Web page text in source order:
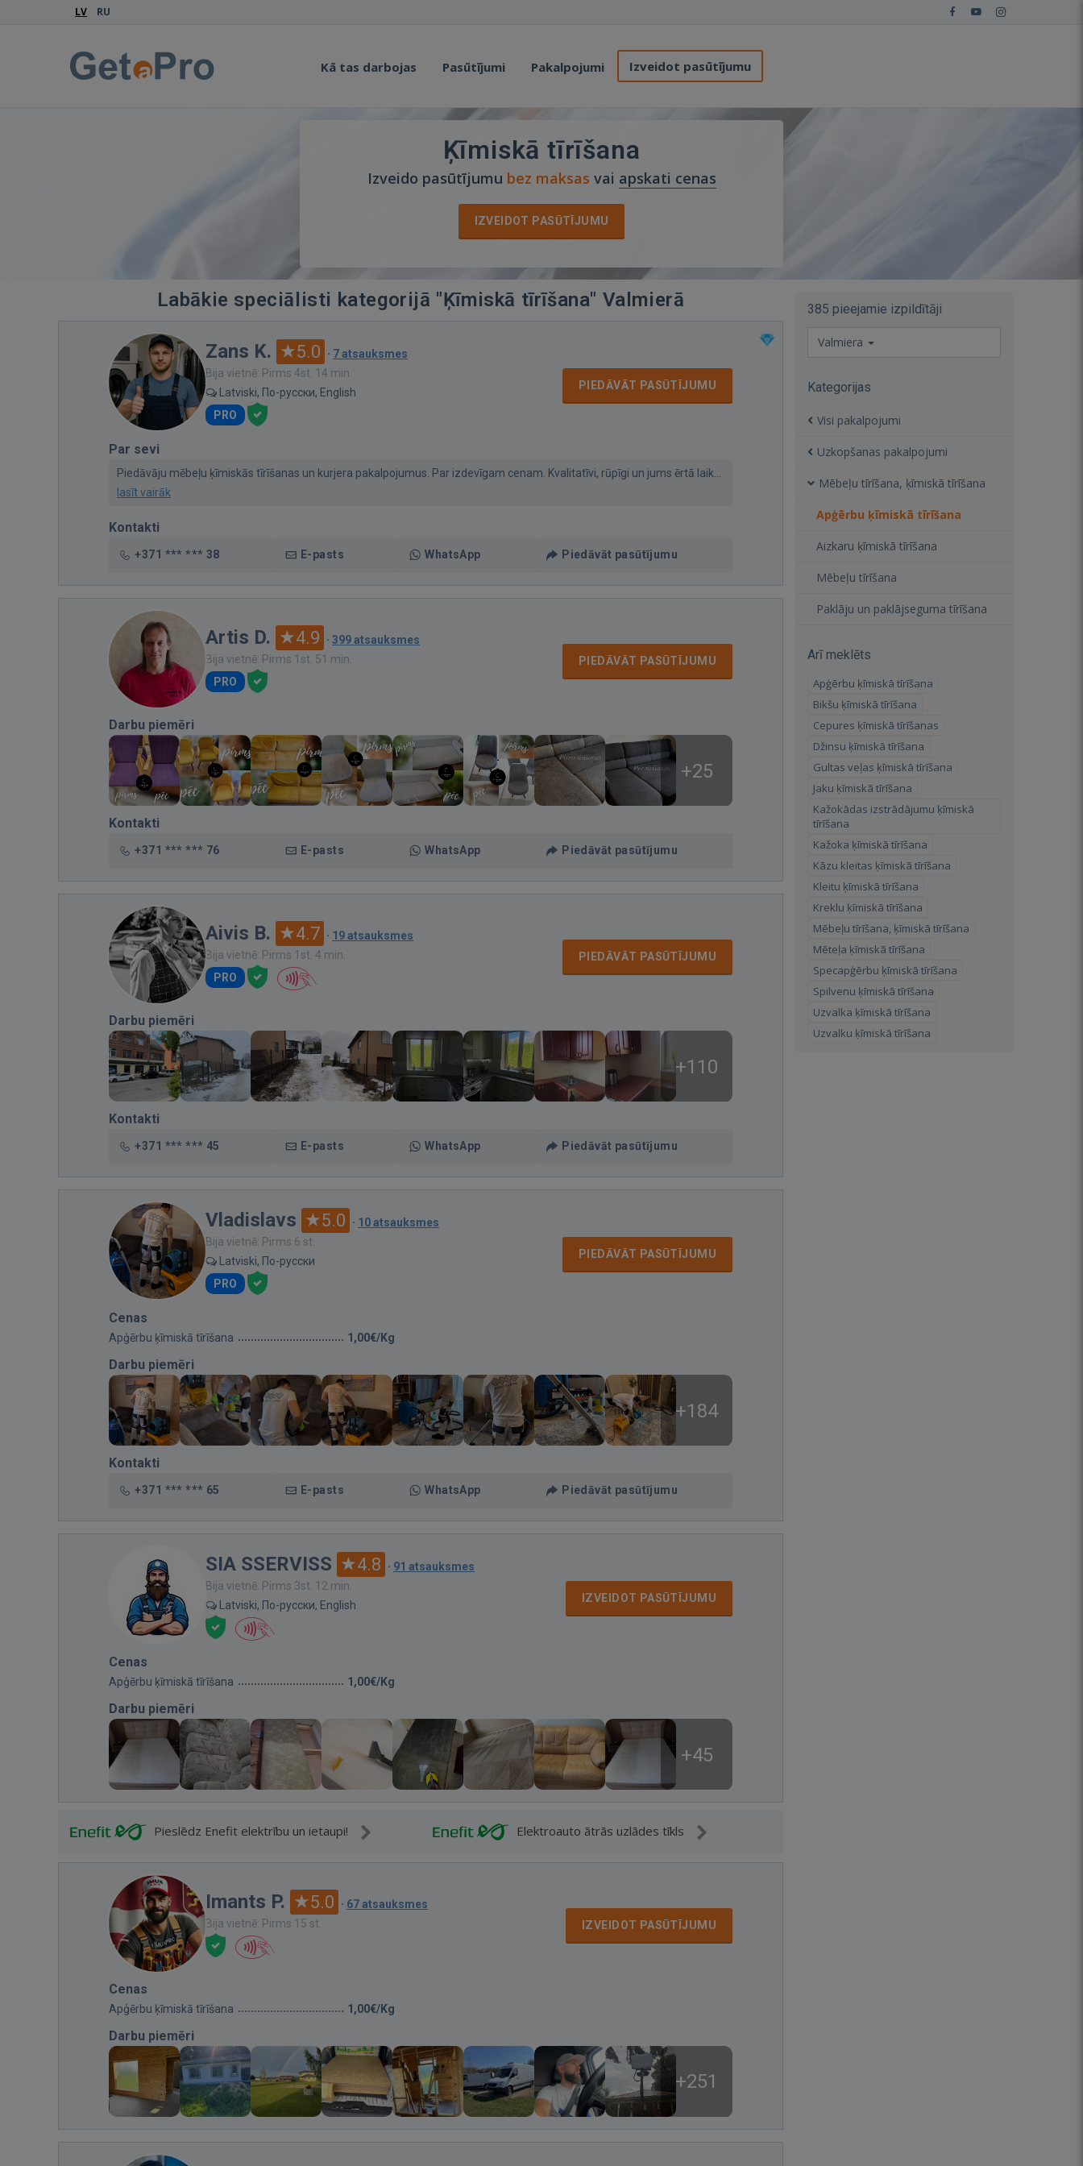
LV RU
Kā tas darbojas Pasūtījumi Pakalpojumi Izveidot pasūtījumu
Ķīmiskā tīrīšana
Izveido pasūtījumu bez maksas vai apskati cenas
IZVEIDOT PASŪTĪJUMU
Labākie speciālisti kategorijā "Ķīmiskā tīrīšana" Valmierā
Zans K. 5.0 · 7 atsauksmes
Bija vietnē: Pirms 4st. 14 min.
Latviski, По-русски, English
PRO
PIEDĀVĀT PASŪTĪJUMU
Par sevi
Piedāvāju mēbeļu ķīmiskās tīrīšanas un kurjera pakalpojumus. Par izdevīgam cenam. Kvalitatīvi, rūpīgi un jums ērtā laik...
lasīt vairāk
Kontakti
+371 *** *** 38 E-pasts WhatsApp Piedāvāt pasūtījumu
Artis D. 4.9 · 399 atsauksmes
Bija vietnē: Pirms 1st. 51 min.
PRO
PIEDĀVĀT PASŪTĪJUMU
Darbu piemēri
+25
Kontakti
+371 *** *** 76 E-pasts WhatsApp Piedāvāt pasūtījumu
Aivis B. 4.7 · 19 atsauksmes
Bija vietnē: Pirms 1st. 4 min.
PRO
PIEDĀVĀT PASŪTĪJUMU
Darbu piemēri
+110
Kontakti
+371 *** *** 45 E-pasts WhatsApp Piedāvāt pasūtījumu
Vladislavs 5.0 · 10 atsauksmes
Bija vietnē: Pirms 6 st.
Latviski, По-русски
PRO
PIEDĀVĀT PASŪTĪJUMU
Cenas
Apģērbu ķīmiskā tīrīšana 1,00€/Kg
Darbu piemēri
+184
Kontakti
+371 *** *** 65 E-pasts WhatsApp Piedāvāt pasūtījumu
SIA SSERVISS 4.8 · 91 atsauksmes
Bija vietnē: Pirms 3st. 12 min.
Latviski, По-русски, English
IZVEIDOT PASŪTĪJUMU
Cenas
Apģērbu ķīmiskā tīrīšana 1,00€/Kg
Darbu piemēri
+45
Pieslēdz Enefit elektrību un ietaupi! Elektroauto ātrās uzlādes tīkls
Imants P. 5.0 · 67 atsauksmes
Bija vietnē: Pirms 15 st.
IZVEIDOT PASŪTĪJUMU
Cenas
Apģērbu ķīmiskā tīrīšana 1,00€/Kg
Darbu piemēri
+251
385 pieejamie izpildītāji
Valmiera
Kategorijas
Visi pakalpojumi
Uzkopšanas pakalpojumi
Mēbeļu tīrīšana, ķīmiskā tīrīšana
Apģērbu ķīmiskā tīrīšana
Aizkaru ķīmiskā tīrīšana
Mēbeļu tīrīšana
Paklāju un paklājseguma tīrīšana
Arī meklēts
Apģērbu ķīmiskā tīrīšana
Bikšu ķīmiskā tīrīšana
Cepures ķīmiskā tīrīšanas
Džinsu ķīmiskā tīrīšana
Gultas veļas ķīmiskā tīrīšana
Jaku ķīmiskā tīrīšana
Kažokādas izstrādājumu ķīmiskā
tīrīšana
Kažoka ķīmiskā tīrīšana
Kāzu kleitas ķīmiskā tīrīšana
Kleitu ķīmiskā tīrīšana
Kreklu ķīmiskā tīrīšana
Mēbeļu tīrīšana, ķīmiskā tīrīšana
Mēteļa ķīmiskā tīrīšana
Specapģērbu ķīmiskā tīrīšana
Spilvenu ķīmiskā tīrīšana
Uzvalka ķīmiskā tīrīšana
Uzvalku ķīmiskā tīrīšana